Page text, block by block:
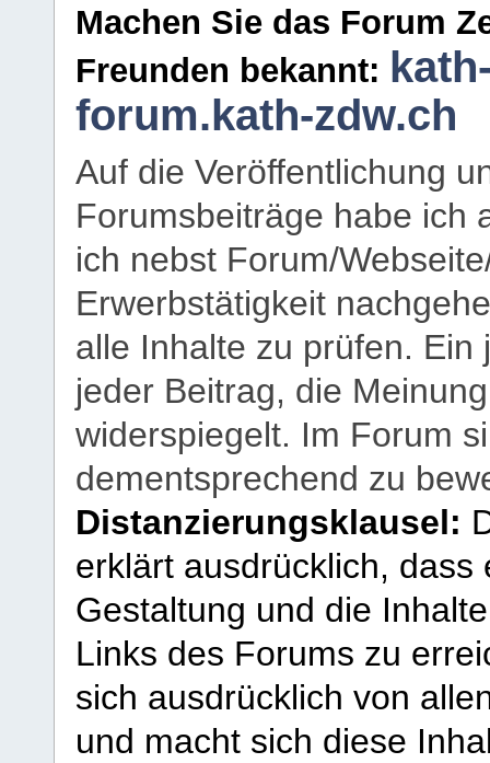
Machen Sie das Forum
Freunden bekannt:
forum.kath-zdw.ch
Auf die Veröffentlichung
Forumsbeiträge habe ich
ich nebst Forum/
Erwerbstätigkeit
alle Inhalte zu prüfen.
jeder Beitrag, die
widerspiegelt. Im Forum
dementsprechend zu
Distanzierungsklausel:
erklärt ausdrücklich,
Gestaltung und die
Links des Forums zu
sich ausdrücklich von
und macht sich diese